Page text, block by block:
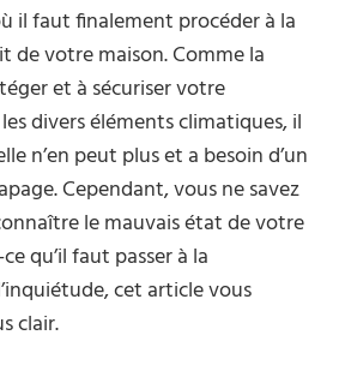
il faut finalement procéder à la
de votre maison. Comme la
et à sécuriser votre
divers éléments climatiques, il
n’en peut plus et a besoin d’un
Cependant, vous ne savez
le mauvais état de votre
qu’il faut passer à la
cet article vous
clair.